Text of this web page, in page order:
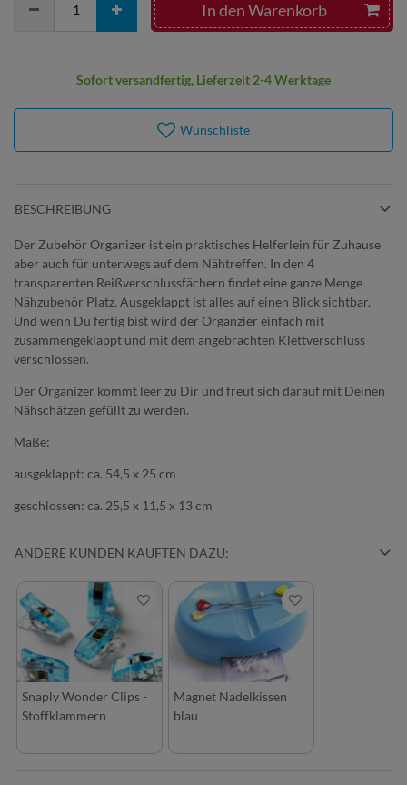
In den Warenkorb
Sofort versandfertig, Lieferzeit 2-4 Werktage
Wunschliste
BESCHREIBUNG
Der Zubehör Organizer ist ein praktisches Helferlein für Zuhause
aber auch für unterwegs auf dem Nähtreffen. In den 4
transparenten Reißverschlussfächern findet eine ganze Menge
Nähzubehör Platz. Ausgeklappt ist alles auf einen Blick sichtbar.
Und wenn Du fertig bist wird der Organzier einfach mit
zusammengeklappt und mit dem angebrachten Klettverschluss
verschlossen.
Der Organizer kommt leer zu Dir und freut sich darauf mit Deinen
Nähschätzen gefüllt zu werden.
Maße:
ausgeklappt: ca. 54,5 x 25 cm
geschlossen: ca. 25,5 x 11,5 x 13 cm
ANDERE KUNDEN KAUFTEN DAZU:
Snaply Wonder Clips -
Stoffklammern
Magnet Nadelkissen
blau